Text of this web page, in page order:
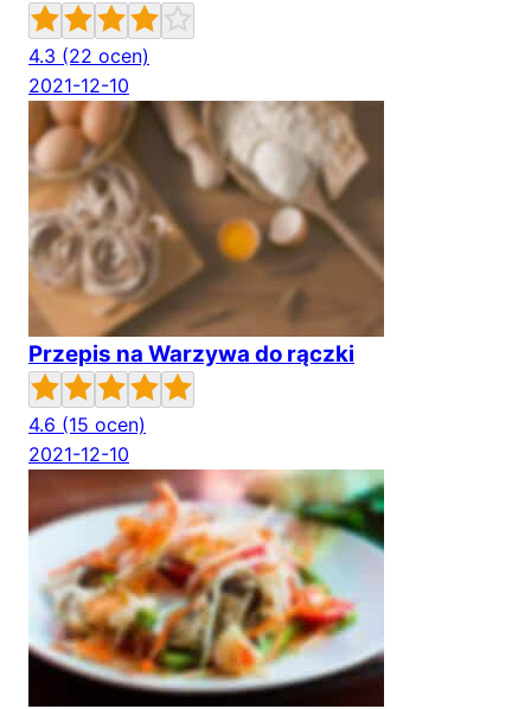
4.3 (22 ocen)
2021-12-10
Przepis na Warzywa do rączki
4.6 (15 ocen)
2021-12-10